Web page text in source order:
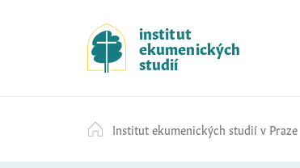
k
i
p
t
c
o
institut
ekumenických
studií
Institut ekumenických studií v Praze